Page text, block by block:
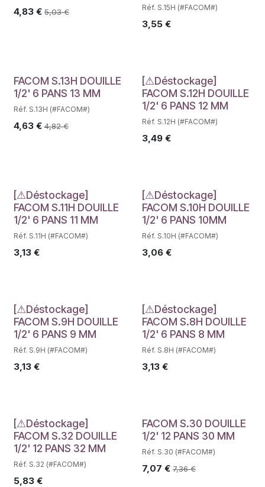
4,83 € 5,03€ Réf. S.15H (#FACOM#)
3,55€
FACOM S.13H DOUILLE
1/2' 6 PANS 13 MM
Réf. S.13H (#FACOM#)
4,63 € 4,82€
Déstockage
[⚠Déstockage]
FACOM S.12H DOUILLE
1/2' 6 PANS 12 MM
Réf. S.12H (#FACOM#)
3,49€
Déstockage
[⚠Déstockage]
FACOM S.11H DOUILLE
1/2' 6 PANS 11 MM
Réf. S.11H (#FACOM#)
3,13 €
Déstockage
[⚠Déstockage]
FACOM S.10H DOUILLE
1/2' 6 PANS 10MM
Réf. S.10H (#FACOM#)
3,06€
Déstockage
[⚠Déstockage]
FACOM S.9H DOUILLE
1/2' 6 PANS 9 MM
Réf. S.9H (#FACOM#)
3,13 €
Déstockage
[⚠Déstockage]
FACOM S.8H DOUILLE
1/2' 6 PANS 8 MM
Réf. S.8H (#FACOM#)
3,13€
Déstockage
[⚠Déstockage]
FACOM S.32 DOUILLE
1/2' 12 PANS 32 MM
Réf. S.32 (#FACOM#)
5,83 €
FACOM S.30 DOUILLE
1/2' 12 PANS 30 MM
Réf. S.30 (#FACOM#)
7,07 € 7,36€